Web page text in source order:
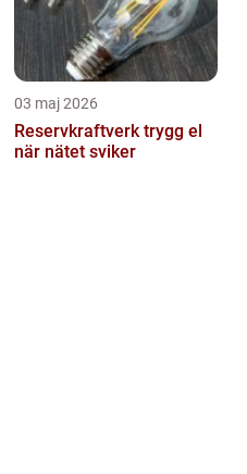
03 maj 2026
Reservkraftverk trygg el
när nätet sviker